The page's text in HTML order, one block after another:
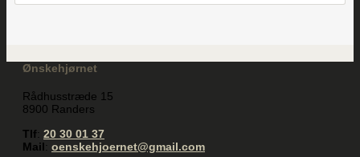
Ønskehjørnet
Rådhusstræde 15
8900 Randers
Tlf: 20 30 01 37
Mail: oenskehjoernet@gmail.com